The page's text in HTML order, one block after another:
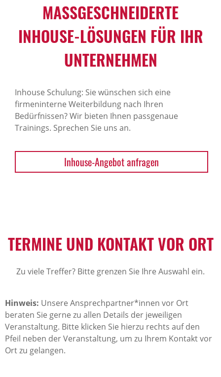
MASSGESCHNEIDERTE I
NHOUSE-LÖSUNGEN FÜR IHR U
NTERNEHMEN
Inhouse Schulung: Sie wünschen sich eine
firmeninterne Weiterbildung nach Ihren
Bedürfnissen? Wir bieten Ihnen passgenaue
Trainings. Sprechen Sie uns an.
Inhouse-Angebot anfragen
TERMINE UND KONTAKT VOR ORT
Zu viele Treffer? Bitte grenzen Sie Ihre Auswahl ein.
Hinweis: Unsere Ansprechpartner*innen vor Ort
beraten Sie gerne zu allen Details der jeweiligen
Veranstaltung. Bitte klicken Sie hierzu rechts auf den
Pfeil neben der Veranstaltung, um zu Ihrem Kontakt vor
Ort zu gelangen.